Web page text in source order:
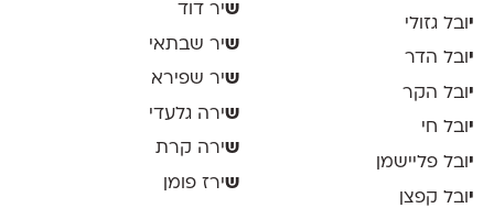
י ובל גזולי
יובל הדר
י ובל הקר
יובל חי
י ובל פליישמן
י ובל קפצן
שיר דוד
שיר שבתאי
שיר שפירא
שירה גלעדי
שירה קרת
שירז פומן